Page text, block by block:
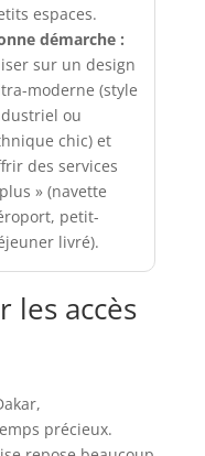
espaces.
démarche :
sur un design
moderne (style
ou
chic) et
des services
» (navette
petit-
livré).
les accès
précieux.